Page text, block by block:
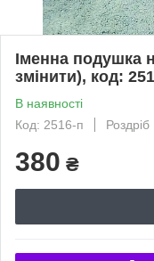
Іменна подушка
змінити), код:
В наявності
Код: 2516-п
Роздріб
380 ₴